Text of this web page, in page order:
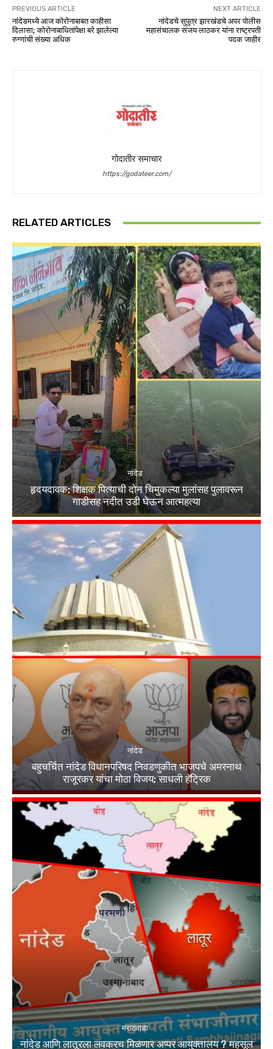
PREVIOUS ARTICLE
नांदेडमध्ये आज कोरोनाबाबत काहीसा
दिलासा; कोरोनाबाधितांपेक्षा बरे झालेल्या
रुग्णांची संख्या अधिक
NEXT ARTICLE
नांदेडचे सुपुत्र झारखंडचे अपर पोलीस
महासंचालक संजय लाठकर यांना राष्ट्रपती
पदक जाहीर
गोदातीर समाचार
https://godateer.com/
RELATED ARTICLES
नांदेड
हृदयदावक: शिक्षक पित्याची दोन चिमुकल्या मुलांसह पुलावरून
गाडीसह नदीत उडी घेऊन आत्महत्या
नांदेड
बहुचर्चित नांदेड विधानपरिषद निवडणुकीत भाजपचे अमरनाथ
राजूरकर यांचा मोठा विजय; साधली हॅट्रिक
मराठवाडा
नांदेड आणि लातूरला लवकरच मिळणार अप्पर आयुक्तालय ? महसूल